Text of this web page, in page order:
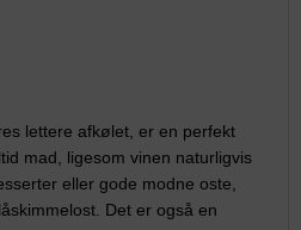
lettere afkølet, er en perfekt
mad, ligesom vinen naturligvis
eller gode modne oste,
Det er også en